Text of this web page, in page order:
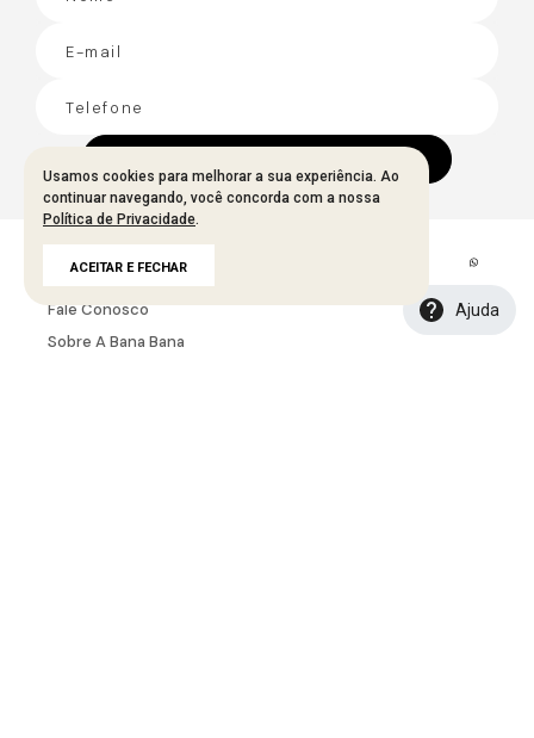
Ajuda
Usamos cookies para melhorar a sua experiência. Ao
continuar navegando, você concorda com a nossa
Política de Privacidade.
ACEITAR E FECHAR
A MARCA
Fale Conosco
Sobre A Bana Bana